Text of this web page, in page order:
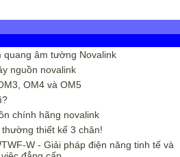
quang âm tường Novalink
nguồn novalink
OM4 và OM5
chính hãng novalink
thiết kế 3 chân!
W - Giải pháp điện năng tinh tế và